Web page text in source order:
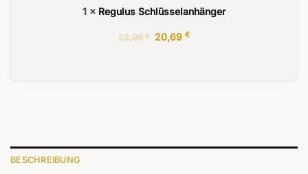
1 × Regulus Schlüsselanhänger
22,99€
Ursprünglicher
20,69 €Aktueller
BESCHREIBUNG